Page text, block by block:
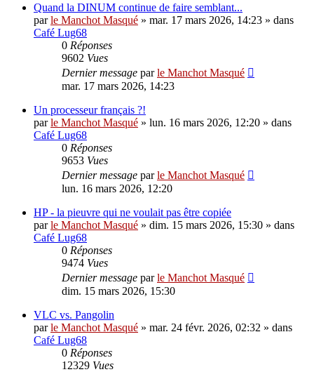
Quand la DINUM continue de faire semblant...
parle Manchot Masqué » mar. 17 mars 2026, 14:23 » dans
Café Lug68
0 Réponses
9602 Vues
Dernier message parle Manchot Masqué
mar. 17 mars 2026, 14:23
Un processeur français ?!
parle Manchot Masqué » lun. 16 mars 2026, 12:20 » dans
Café Lug68
0 Réponses
9653 Vues
Dernier message parle Manchot Masqué
lun. 16 mars 2026, 12:20
HP - la pieuvre qui ne voulait pas être copiée
parle Manchot Masqué » dim. 15 mars 2026, 15:30 » dans
Café Lug68
0 Réponses
9474 Vues
Dernier message parle Manchot Masqué
dim. 15 mars 2026, 15:30
VLC vs. Pangolin
parle Manchot Masqué » mar. 24 févr. 2026, 02:32 » dans
Café Lug68
0 Réponses
12329 Vues